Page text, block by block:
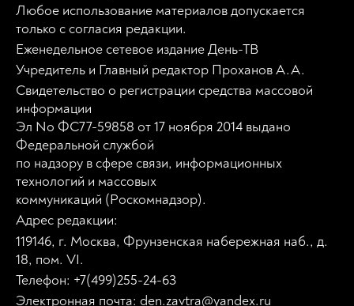
Любое использование материалов допускается
только с согласия редакции.
Еженедельное сетевое издание День-ТВ
Учредитель и Главный редактор Проханов А.А.
Свидетельство о регистрации средства массовой
информации
Эл No ФС77-59858 от 17 ноября 2014 выдано
Федеральной службой
по надзору в сфере связи, информационных
технологий и массовых
коммуникаций (Роскомнадзор).
Адрес редакции:
119146, г. Москва, Фрунзенская набережная наб., д.
18, пом. VI.
Телефон: +7(499)255-24-63
Электронная почта: den.zavtra@yandex.ru